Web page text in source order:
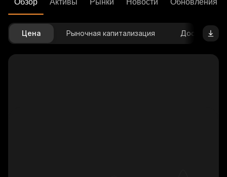
Цена Рыночная капитализация Доступное